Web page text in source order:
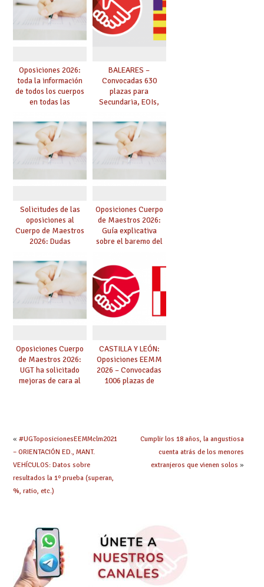
Oposiciones 2026:
toda la información
de todos los cuerpos
en todas las
BALEARES –
Convocadas 630
plazas para
Secundaria, EOIs,
Conservatorios y FP
Solicitudes de las
oposiciones al
Cuerpo de Maestros
2026: Dudas
aclaraciones,
consejos y errores al
realizar la solicitud
Oposiciones Cuerpo
de Maestros 2026:
Guía explicativa
sobre el baremo del
Oposiciones Cuerpo
de Maestros 2026:
UGT ha solicitado
mejoras de cara al
CASTILLA Y LEÓN:
Oposiciones EEMM
2026 – Convocadas
1006 plazas de
« #UGToposicionesEEMMclm2021
– ORIENTACIÓN ED., MANT.
VEHÍCULOS: Datos sobre
resultados la 1º prueba (superan,
%, ratio, etc.)
Cumplir los 18 años, la angustiosa
cuenta atrás de los menores
extranjeros que vienen solos »